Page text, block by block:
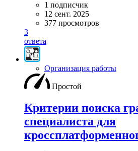
1 подписчик
12 сент. 2025
377 просмотров
3
ответа
Организация работы
Простой
Критерии поиска
специалиста для